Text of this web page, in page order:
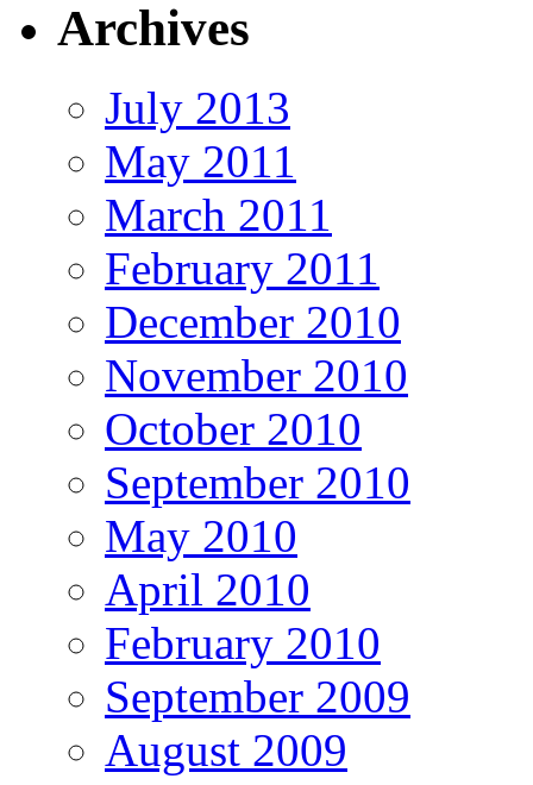
Archives
July 2013
May 2011
March 2011
February 2011
December 2010
November 2010
October 2010
September 2010
May 2010
April 2010
February 2010
September 2009
August 2009